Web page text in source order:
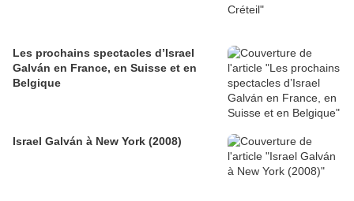
Les prochains spectacles d’Israel
Galván en France, en Suisse et en
Belgique
Israel Galván à New York (2008)